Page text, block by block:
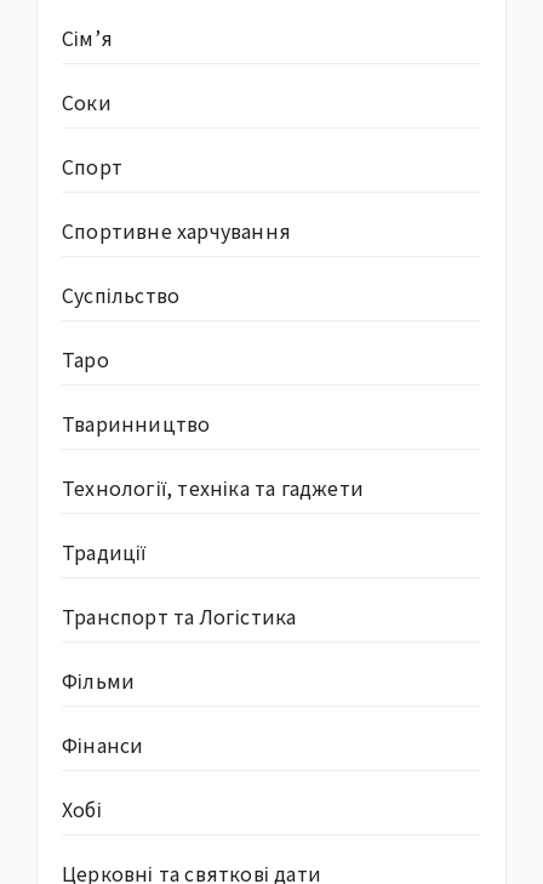
Сім’я
Соки
Спорт
Спортивне харчування
Суcпільство
Таро
Тваринництво
Технології, техніка та гаджети
Традиції
Транспорт та Логістика
Фільми
Фінанси
Хобі
Церковні та святкові дати